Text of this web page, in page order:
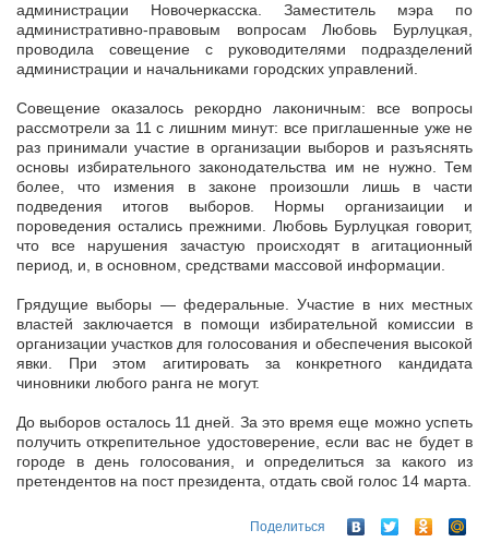
администрации Новочеркасска. Заместитель мэра по
административно-правовым вопросам Любовь Бурлуцкая,
проводила совещение с руководителями подразделений
администрации и начальниками городских управлений.
Совещение оказалось рекордно лаконичным: все вопросы
рассмотрели за 11 с лишним минут: все приглашенные уже не
раз принимали участие в организации выборов и разъяснять
основы избирательного законодательства им не нужно. Тем
более, что измения в законе произошли лишь в части
подведения итогов выборов. Нормы организаиции и
пороведения остались прежними. Любовь Бурлуцкая говорит,
что все нарушения зачастую происходят в агитационный
период, и, в основном, средствами массовой информации.
Грядущие выборы — федеральные. Участие в них местных
властей заключается в помощи избирательной комиссии в
организации участков для голосования и обеспечения высокой
явки. При этом агитировать за конкретного кандидата
чиновники любого ранга не могут.
До выборов осталось 11 дней. За это время еще можно успеть
получить открепительное удостоверение, если вас не будет в
городе в день голосования, и определиться за какого из
претендентов на пост президента, отдать свой голос 14 марта.
Поделиться